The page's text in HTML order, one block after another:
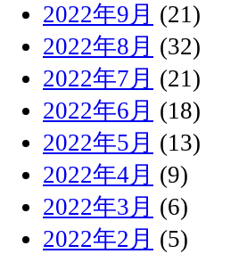
2022年9月 (21)
2022年8月 (32)
2022年7月 (21)
2022年6月 (18)
2022年5月 (13)
2022年4月 (9)
2022年3月 (6)
2022年2月 (5)